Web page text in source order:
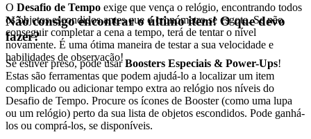
O Desafio de Tempo exige que vença o relógio, encontrando todos
os objetos escondidos antes que o cronómetro se esgote. Se não
conseguir completar a cena a tempo, terá de tentar o nível
novamente. É uma ótima maneira de testar a sua velocidade e
habilidades de observação!
Não consigo encontrar o último item! O que devo
fazer?
Se estiver preso, pode usarBoosters Especiais & Power-Ups!
Estas são ferramentas que podem ajudá-lo a localizar um item
complicado ou adicionar tempo extra ao relógio nos níveis do
Desafio de Tempo. Procure os ícones de Booster (como uma lupa
ou um relógio) perto da sua lista de objetos escondidos. Pode ganhá-
los ou comprá-los, se disponíveis.